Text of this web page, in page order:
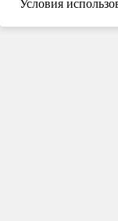
Условия